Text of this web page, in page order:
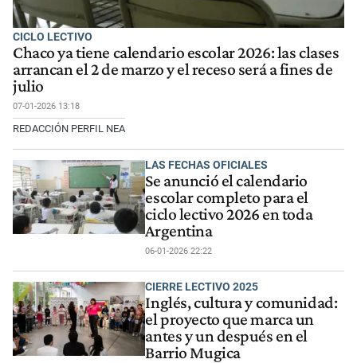
CICLO LECTIVO
Chaco ya tiene calendario escolar 2026: las clases
arrancan el 2 de marzo y el receso será a fines de
julio
07-01-2026 13:18
REDACCIÓN PERFIL NEA
LAS FECHAS OFICIALES
Se anunció el calendario
escolar completo para el
ciclo lectivo 2026 en toda
Argentina
06-01-2026 22:22
CIERRE LECTIVO 2025
Inglés, cultura y comunidad:
el proyecto que marca un
antes y un después en el
Barrio Mugica